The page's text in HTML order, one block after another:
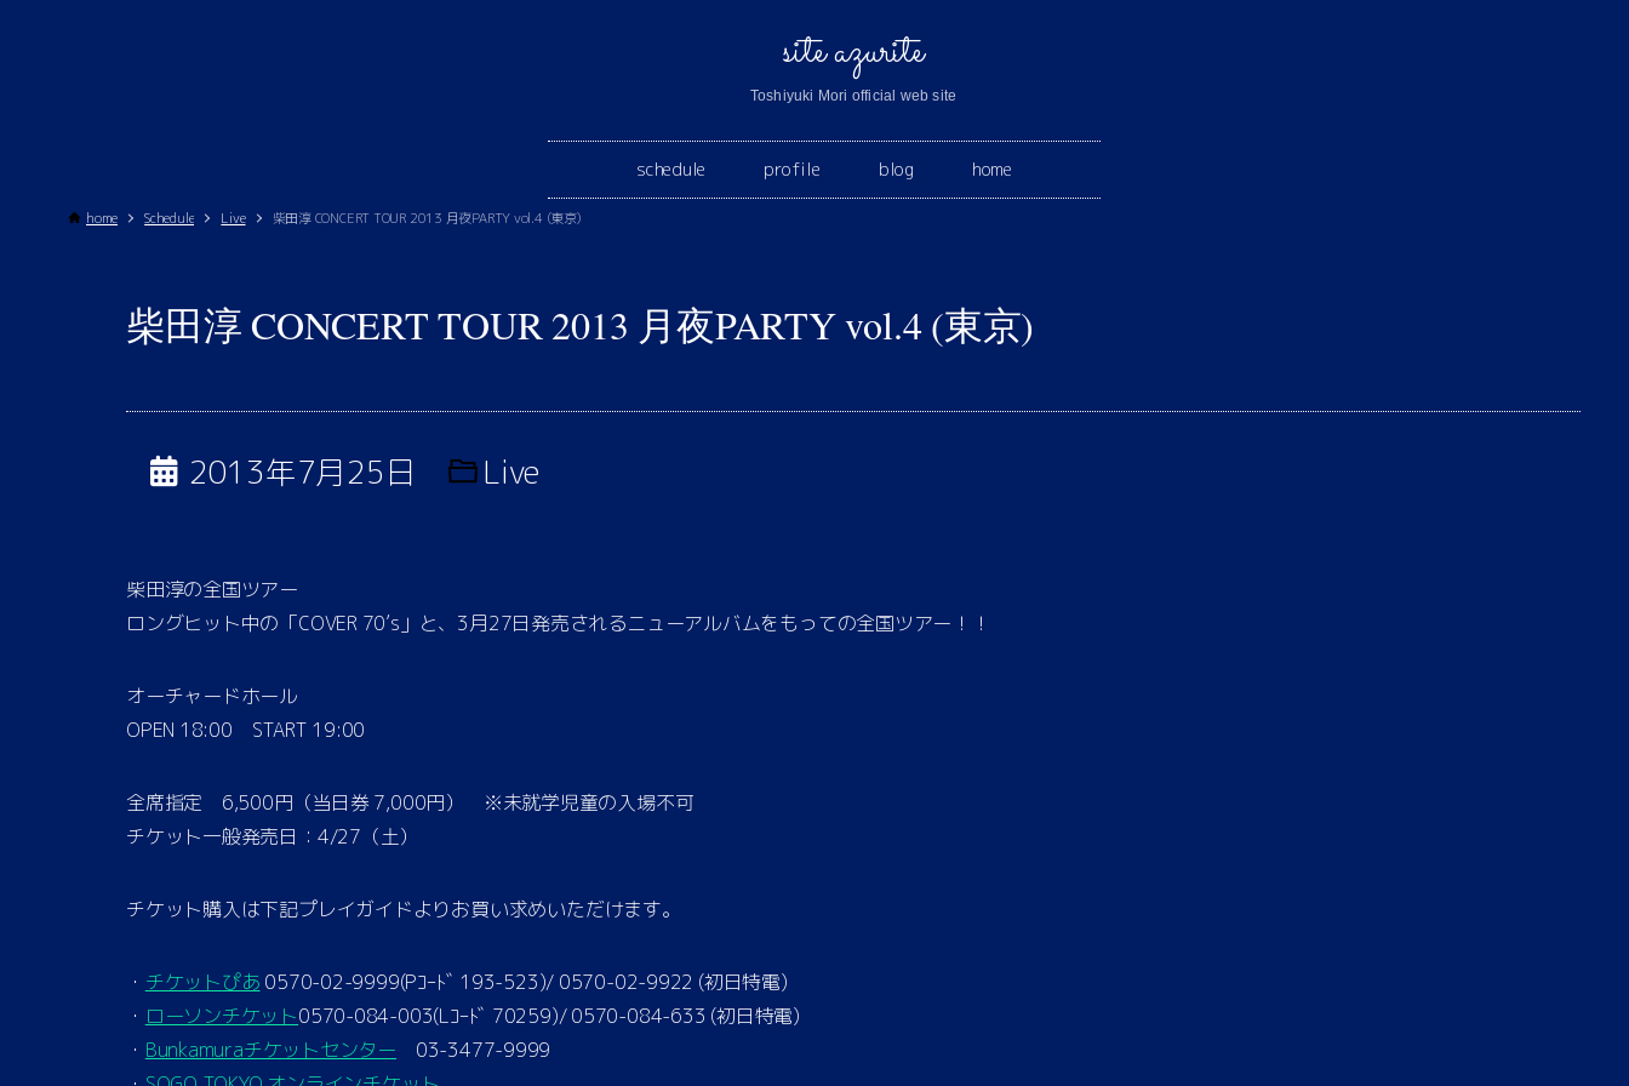
site azurite
Toshiyuki Mori official web site
schedule profile blog home
home Schedule Live 柴田淳 CONCERT TOUR 2013 月夜PARTY vol.4 (東京)
柴田淳 CONCERT TOUR 2013 月夜PARTY vol.4 (東京)
2013年7月25日 Live
柴田淳の全国ツアー
ロングヒット中の「COVER 70’s」と、3月27日発売されるニューアルバムをもっての全国ツアー！！
オーチャードホール
OPEN 18:00 START 19:00
全席指定 6,500円（当日券 7,000円） ※未就学児童の入場不可
チケット一般発売日：4/27（土）
チケット購入は下記プレイガイドよりお買い求めいただけます。
・ チケットぴあ 0570-02-9999(Pｺｰﾄﾞ 193-523)/ 0570-02-9922 (初日特電)
・ ローソンチケット0570-084-003(Lｺｰﾄﾞ 70259)/ 0570-084-633 (初日特電)
・ Bunkamuraチケットセンター 03-3477-9999